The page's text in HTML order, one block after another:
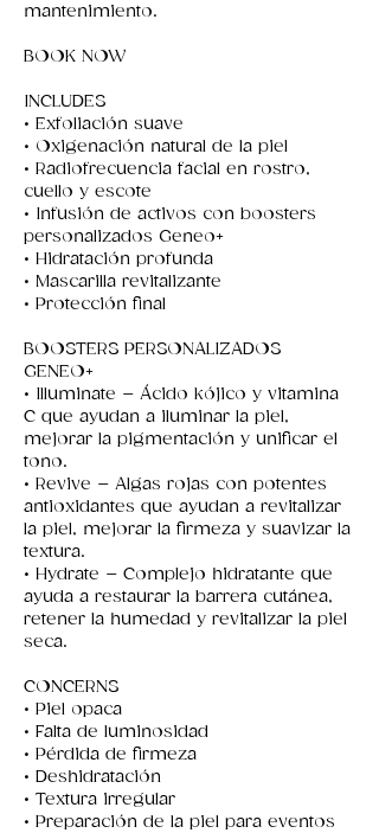
mantenimiento.
BOOK NOW
INCLUDES
• Exfoliación suave
• Oxigenación natural de la piel
• Radiofrecuencia facial en rostro,
cuello y escote
• Infusión de activos con boosters
personalizados Geneo+
• Hidratación profunda
• Mascarilla revitalizante
• Protección final
BOOSTERS PERSONALIZADOS
GENEO+
• Illuminate – Ácido kójico y vitamina
C que ayudan a iluminar la piel,
mejorar la pigmentación y unificar el
tono.
• Revive – Algas rojas con potentes
antioxidantes que ayudan a revitalizar
la piel, mejorar la firmeza y suavizar la
textura.
• Hydrate – Complejo hidratante que
ayuda a restaurar la barrera cutánea,
retener la humedad y revitalizar la piel
seca.
CONCERNS
• Piel opaca
• Falta de luminosidad
• Pérdida de firmeza
• Deshidratación
• Textura irregular
• Preparación de la piel para eventos